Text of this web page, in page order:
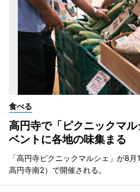
食べる
高円寺で「ピクニックマ
ベントに各地の味集まる
「高円寺ピクニックマルシェ」が8
高円寺南2）で開催される。